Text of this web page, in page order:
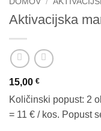
Aktivacijska
15,00 €
Količinski popust: 2
= 11 € / kos. Popust